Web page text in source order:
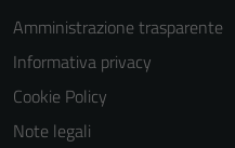
Amministrazione trasparente
Informativa privacy
Cookie Policy
Note legali